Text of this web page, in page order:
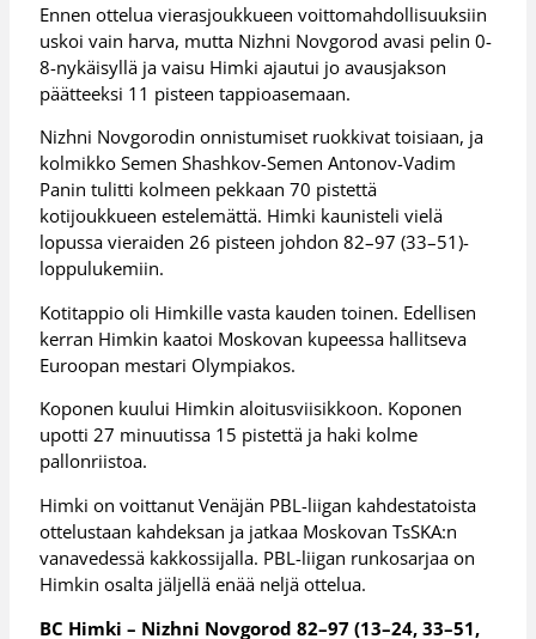
Ennen ottelua vierasjoukkueen voittomahdollisuuksiin
uskoi vain harva, mutta Nizhni Novgorod avasi pelin 0-
8-nykäisyllä ja vaisu Himki ajautui jo avausjakson
päätteeksi 11 pisteen tappioasemaan.
Nizhni Novgorodin onnistumiset ruokkivat toisiaan, ja
kolmikko Semen Shashkov-Semen Antonov-Vadim
Panin tulitti kolmeen pekkaan 70 pistettä
kotijoukkueen estelemättä. Himki kaunisteli vielä
lopussa vieraiden 26 pisteen johdon 82–97 (33–51)-
loppulukemiin.
Kotitappio oli Himkille vasta kauden toinen. Edellisen
kerran Himkin kaatoi Moskovan kupeessa hallitseva
Euroopan mestari Olympiakos.
Koponen kuului Himkin aloitusviisikkoon. Koponen
upotti 27 minuutissa 15 pistettä ja haki kolme
pallonriistoa.
Himki on voittanut Venäjän PBL-liigan kahdestatoista
ottelustaan kahdeksan ja jatkaa Moskovan TsSKA:n
vanavedessä kakkossijalla. PBL-liigan runkosarjaa on
Himkin osalta jäljellä enää neljä ottelua.
BC Himki – Nizhni Novgorod 82–97 (13–24, 33–51,